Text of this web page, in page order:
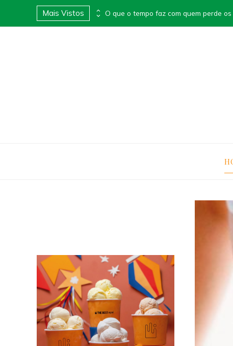
Mais Vistos Apimentei lança Box Surpresa Apimentada e transforma presentes em experiências provocantes O que o tempo faz com quem perde